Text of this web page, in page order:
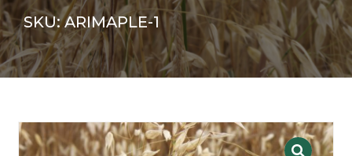
SKU: ARIMAPLE-1